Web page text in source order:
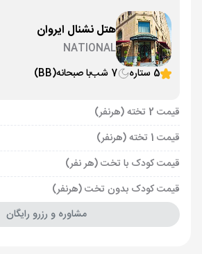
هتل نشنال ایروان
NATIONAL
5 ستاره
7 شب با صبحانه(BB)
قیمت 2 تخته (هرنفر)
قیمت 1 تخته (هرنفر)
قیمت کودک با تخت (هر نفر)
قیمت کودک بدون تخت (هرنفر)
مشاوره و رزرو رایگان